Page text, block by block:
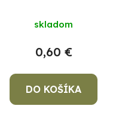
skladom
0,60 €
DO KOŠÍKA